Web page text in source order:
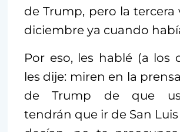
de Trump, pero la tercera
diciembre ya cuando
Por eso, les hablé (a los
les dije: miren en la
de Trump de que
tendrán que ir de San